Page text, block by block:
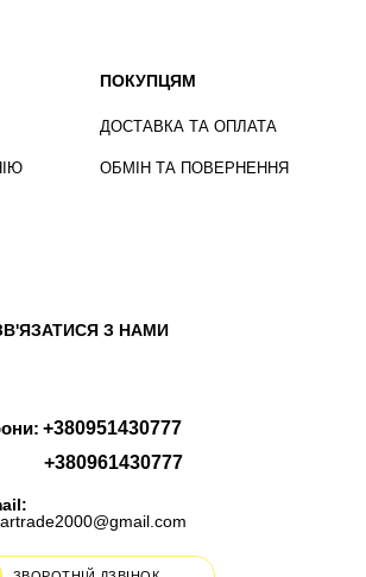
ДОСТАВКА ТА ОПЛАТА
ОБМІН ТА ПОВЕРНЕННЯ
ПОКУПЦЯМ
З НАМИ
+380951430777
+380961430777